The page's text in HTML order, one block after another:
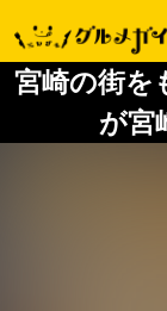
宮崎の街を
が宮